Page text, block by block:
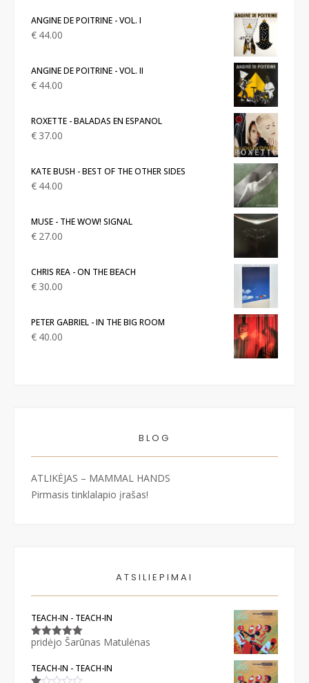
ANGINE DE POITRINE - VOL. I
€ 44.00
ANGINE DE POITRINE - VOL. II
€ 44.00
ROXETTE - BALADAS EN ESPANOL
€ 37.00
KATE BUSH - BEST OF THE OTHER SIDES
€ 44.00
MUSE - THE WOW! SIGNAL
€ 27.00
CHRIS REA - ON THE BEACH
€ 30.00
PETER GABRIEL - IN THE BIG ROOM
€ 40.00
BLOG
ATLIKĖJAS – MAMMAL HANDS
Pirmasis tinklalapio įrašas!
ATSILIEPIMAI
TEACH-IN - TEACH-IN
Įvertinimas:
pridėjo Šarūnas Matulėnas
TEACH-IN - TEACH-IN